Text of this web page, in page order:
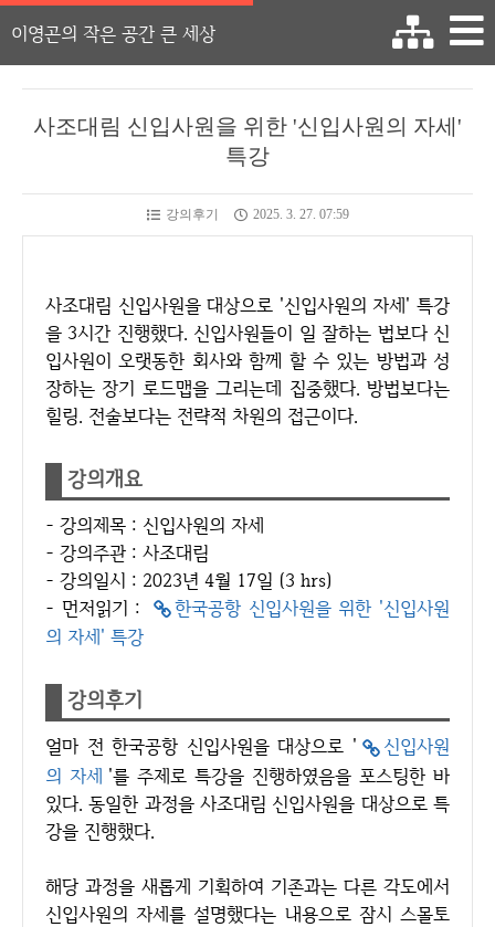
이영곤의 작은 공간 큰 세상
사조대림 신입사원을 위한 '신입사원의 자세'
특강
강의후기 2025. 3. 27. 07:59
사조대림 신입사원을 대상으로 '신입사원의 자세' 특강
을 3시간 진행했다. 신입사원들이 일 잘하는 법보다 신
입사원이 오랫동한 회사와 함께 할 수 있는 방법과 성
장하는 장기 로드맵을 그리는데 집중했다. 방법보다는
힐링. 전술보다는 전략적 차원의 접근이다.
강의개요
- 강의제목 : 신입사원의 자세
- 강의주관 : 사조대림
- 강의일시 : 2023년 4월 17일 (3 hrs)
​- 먼저읽기 : ​
한국공항 신입사원을 위한 '신입사원
의 자세' 특강
강의후기
얼마 전 한국공항 신입사원을 대상으로 '
신입사원
의 자세 '를 주제로 특강을 진행하였음을 포스팅한 바
있다. 동일한 과정을 사조대림 신입사원을 대상으로 특
강을 진행했다.
해당 과정을 새롭게 기획하여 기존과는 다른 각도에서
신입사원의 자세를 설명했다는 내용으로 잠시 스몰토